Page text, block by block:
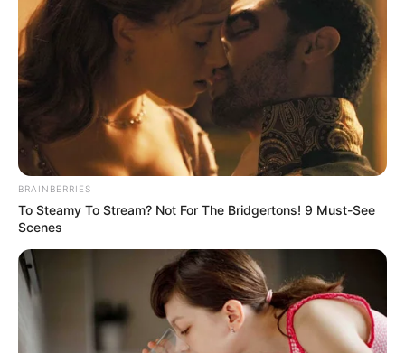
BRAINBERRIES
To Steamy To Stream? Not For The Bridgertons! 9 Must-See
Scenes